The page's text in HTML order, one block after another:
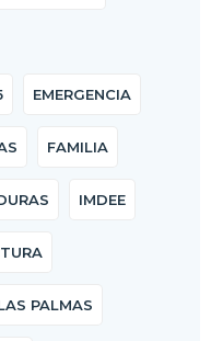
EMERGENCIA
FAMILIA
IMDEE
PALMAS